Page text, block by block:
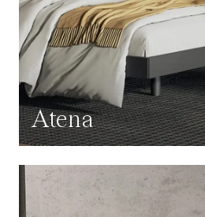
Atena